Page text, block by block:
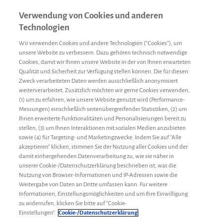
Gesundheit Markus 22. Mai 2024
Plötzlich ist nichts mehr wie vorher – meine
Verwendung von Cookies und anderen
Technologien
Wir verwenden Cookies und andere Technologien (“Cookies”), um
unsere Website zu verbessern. Dazu gehören technisch notwendige
Cookies, damit wir Ihnen unsere Website in der von Ihnen erwarteten
Qualität und Sicherheit zur Verfügung stellen können. Die für diesen
Zweck verarbeiteten Daten werden ausschließlich anonymisiert
weiterverarbeitet. Zusätzlich möchten wir gerne Cookies verwenden,
(1) um zu erfahren, wie unsere Website genutzt wird (Performance-
Messungen) einschließlich seitenübergreifender Statistiken, (2) um
Ihnen erweiterte Funktionalitäten und Personalisierungen bereit zu
stellen, (3) um Ihnen Interaktionen mit sozialen Medien anzubieten
sowie (4) für Targeting- und Marketingzwecke. Indem Sie auf "Alle
akzeptieren" klicken, stimmen Sie der Nutzung aller Cookies und der
damit einhergehenden Datenverarbeitung zu, wie sie näher in
unserer Cookie-/Datenschutzerklärung beschrieben ist, was die
Nutzung von Browser-Informationen und IP-Adressen sowie die
Weitergabe von Daten an Dritte umfassen kann. Für weitere
Informationen, Einstellungsmöglichkeiten und um Ihre Einwilligung
zu widerrufen, klicken Sie bitte auf "Cookie-
Einstellungen". Cookie-/Datenschutzerklärung